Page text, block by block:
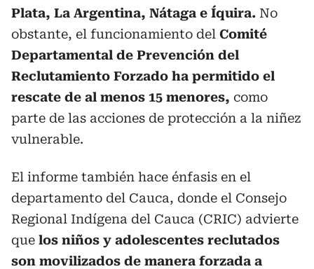
Plata, La Argentina, Nátaga e Íquira. No
obstante, el funcionamiento del Comité
Departamental de Prevención del
Reclutamiento Forzado ha permitido el
rescate de al menos 15 menores, como
parte de las acciones de protección a la niñez
vulnerable.
El informe también hace énfasis en el
departamento del Cauca, donde el Consejo
Regional Indígena del Cauca (CRIC) advierte
que los niños y adolescentes reclutados
son movilizados de manera forzada a